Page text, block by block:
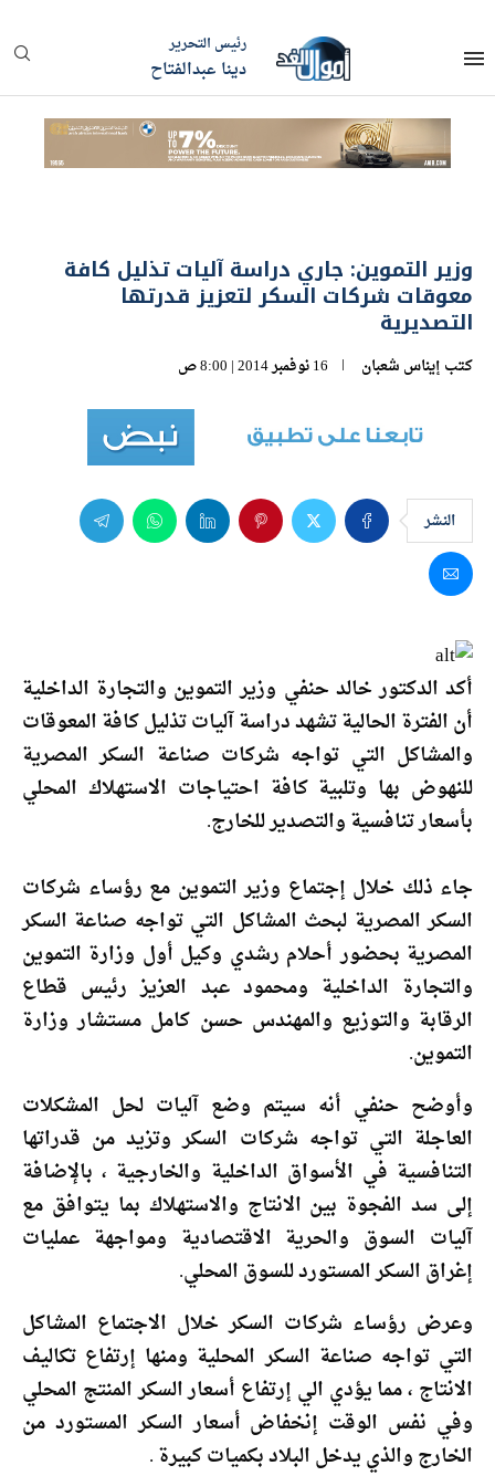
رئيس التحرير
دينا عبدالفتاح
وزير التموين: جاري دراسة آليات تذليل كافة
معوقات شركات السكر لتعزيز قدرتها
التصديرية
كتب إيناس شعبان 16 نوفمبر 2014 | 8:00 ص
النشر
أكد الدكتور خالد حنفي وزير التموين والتجارة الداخلية
أن الفترة الحالية تشهد دراسة آليات تذليل كافة المعوقات
والمشاكل التي تواجه شركات صناعة السكر المصرية
للنهوض بها وتلبية كافة احتياجات الاستهلاك المحلي
بأسعار تنافسية والتصدير للخارج.
جاء ذلك خلال إجتماع وزير التموين مع رؤساء شركات
السكر المصرية لبحث المشاكل التي تواجه صناعة السكر
المصرية بحضور أحلام رشدي وكيل أول وزارة التموين
والتجارة الداخلية ومحمود عبد العزيز رئيس قطاع
الرقابة والتوزيع والمهندس حسن كامل مستشار وزارة
التموين.
وأوضح حنفي أنه سيتم وضع آليات لحل المشكلات
العاجلة التي تواجه شركات السكر وتزيد من قدراتها
التنافسية في الأسواق الداخلية والخارجية ، بالإضافة
إلى سد الفجوة بين الانتاج والاستهلاك بما يتوافق مع
آليات السوق والحرية الاقتصادية ومواجهة عمليات
إغراق السكر المستورد للسوق المحلي.
وعرض رؤساء شركات السكر خلال الاجتماع المشاكل
التي تواجه صناعة السكر المحلية ومنها إرتفاع تكاليف
الانتاج ، مما يؤدي الي إرتفاع أسعار السكر المنتج المحلي
وفي نفس الوقت إنخفاض أسعار السكر المستورد من
الخارج والذي يدخل البلاد بكميات كبيرة .